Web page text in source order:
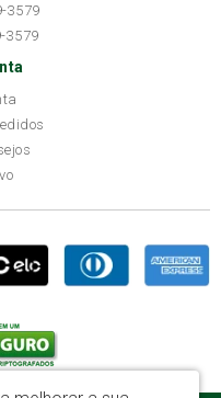
3579
3579